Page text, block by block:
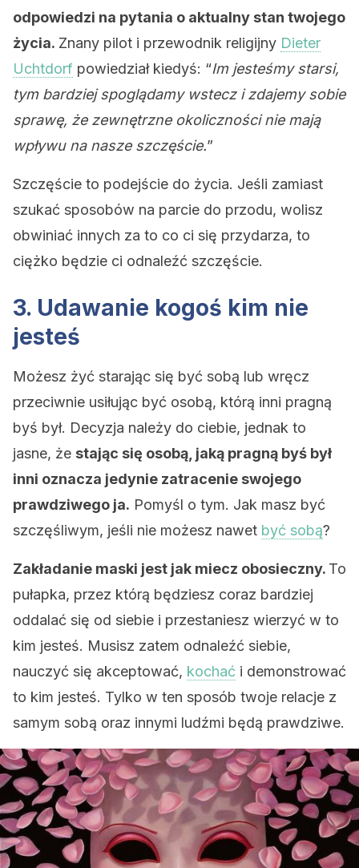
odpowiedzi na pytania o aktualny stan twojego
życia. Znany pilot i przewodnik religijny Dieter
Uchtdorf powiedział kiedyś: “Im jesteśmy starsi,
tym bardziej spoglądamy wstecz i zdajemy sobie
sprawę, że zewnętrzne okoliczności nie mają
wpływu na nasze szczęście.”
Szczęście to podejście do życia. Jeśli zamiast
szukać sposobów na parcie do przodu, wolisz
obwiniać innych za to co ci się przydarza, to
ciężko będzie ci odnaleźć szczęście.
3. Udawanie kogoś kim nie
jesteś
Możesz żyć starając się być sobą lub wręcz
przeciwnie usiłując być osobą, którą inni pragną
byś był. Decyzja należy do ciebie, jednak to
jasne, że stając się osobą, jaką pragną byś był
inni oznacza jedynie zatracenie swojego
prawdziwego ja. Pomyśl o tym. Jak masz być
szczęśliwym, jeśli nie możesz nawet być sobą?
Zakładanie maski jest jak miecz obosieczny. To
pułapka, przez którą będziesz coraz bardziej
oddalać się od siebie i przestaniesz wierzyć w to
kim jesteś. Musisz zatem odnaleźć siebie,
nauczyć się akceptować, kochać i demonstrować
to kim jesteś. Tylko w ten sposób twoje relacje z
samym sobą oraz innymi ludźmi będą prawdziwe.